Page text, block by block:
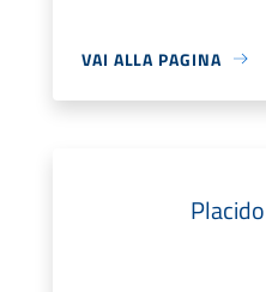
VAI ALLA PAGINA